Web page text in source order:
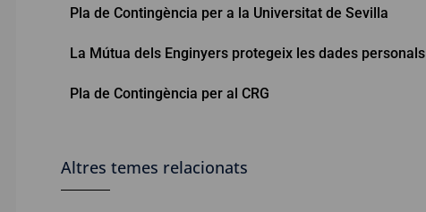
Pla de Contingència per a la Universitat de Sevilla
La Mútua dels Enginyers protegeix les dades personals
Pla de Contingència per al CRG
Altres temes relacionats